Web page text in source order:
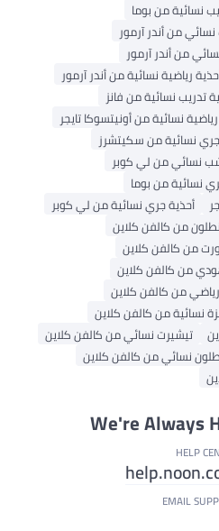
نسائية من بوما
من أندر آرمور
من أندر آرمور
رياضية نسائية من أندر آرمور
تدريب نسائية من فانز
نسائية من أونيتسوكا تايجر
نسائية من سكيتشرز
نسائي من لي كوبر
نسائية من بوما
أحذية جري نسائية من لي كوبر
من كالفن كلاين
من كالفن كلاين
من كالفن كلاين
من كالفن كلاين
نسائية من كالفن كلاين
تيشيرت نسائي من كالفن كلاين
نسائي من كالفن كلاين
We're Always
HELP
EMAIL